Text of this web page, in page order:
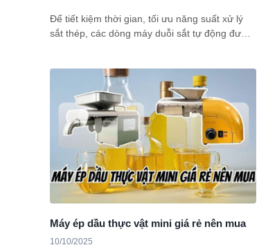
Để tiết kiệm thời gian, tối ưu năng suất xử lý
sắt thép, các dòng máy duỗi sắt tự động được
duỗi sắt này có gì nổi bật? phù hợp cho những
nhu cầu nào? Dưới đây là những review chi
tiết nhất cùng tham khảo ngay!
Máy ép dầu thực vật mini giá rẻ nên mua
10/10/2025